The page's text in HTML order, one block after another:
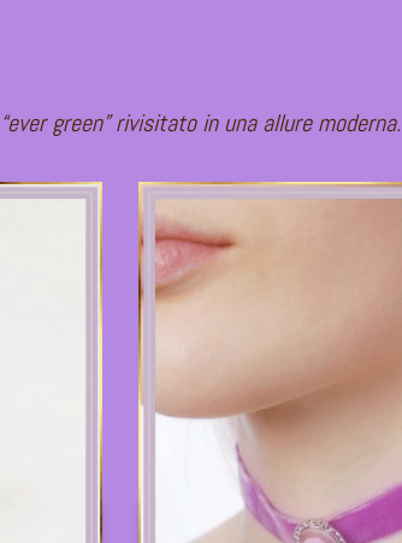
green” rivisitato in una allure moderna.